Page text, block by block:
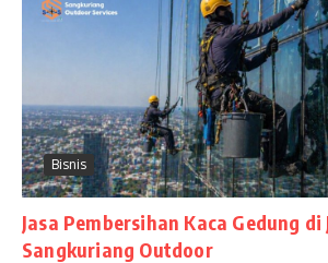
Bisnis
Jasa Pembersihan Kaca Gedung di
Sangkuriang Outdoor